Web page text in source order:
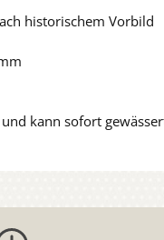
historischem Vorbild
kann sofort